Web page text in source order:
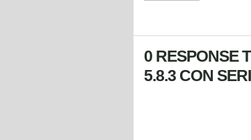
0 RESPONSE
5.8.3 CON